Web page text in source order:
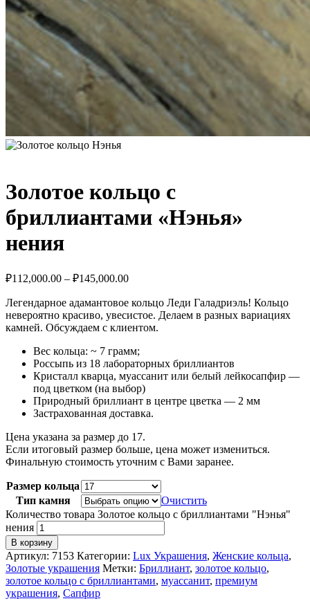
Золотое кольцо с
бриллиантами «Нэнья»
нения
₽112,000.00 – ₽145,000.00
Легендарное адамантовое кольцо Леди Галадриэль! Кольцо
невероятно красиво, увесистое. Делаем в разных вариациях
камней. Обсуждаем с клиентом.
Вес кольца: ~ 7 грамм;
Россыпь из 18 лабораторных бриллиантов
Кристалл кварца, муассанит или белый лейкосапфир —
под цветком (на выбор)
Природный бриллиант в центре цветка — 2 мм
Застрахованная доставка.
Цена указана за размер до 17.
Если итоговый размер больше, цена может измениться.
Финальную стоимость уточним с Вами заранее.
Размер кольца
Тип камня
Очистить
Количество товара Золотое кольцо с бриллиантами "Нэнья"
нения
В корзину
Артикул: 7153 Категории: Lux Украшения, Женские кольца,
Золотые украшения Метки: Бриллиант, золотое кольцо,
золотое кольцо с бриллиантами, муассанит, премиум
украшения, Сапфир